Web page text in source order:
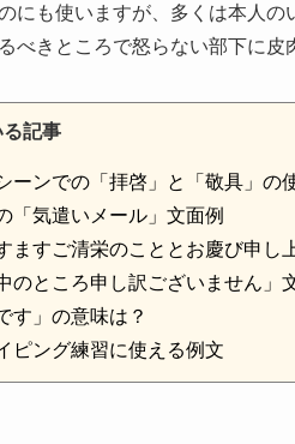
にも使いますが、多くは本人の
べきところで怒らない部下に皮
記事
ーンでの「拝啓」と「敬具」の
「気遣いメール」文面例
ますご清栄のこととお慶び申し
のところ申し訳ございません」
す」の意味は？
ピング練習に使える例文